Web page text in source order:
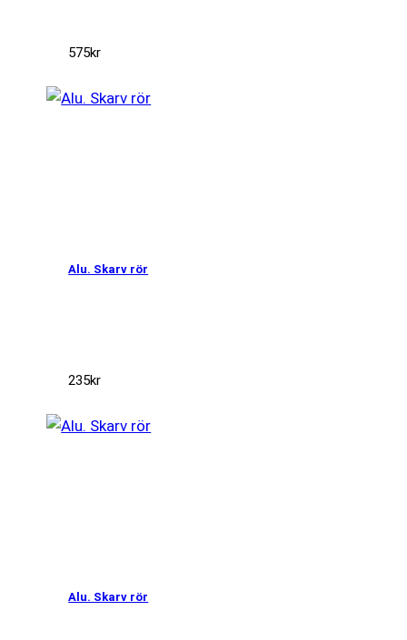
575kr
Alu. Skarv rör
235kr
Alu. Skarv rör